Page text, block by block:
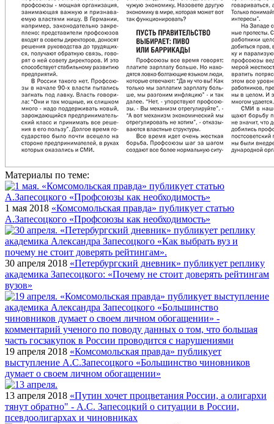
Материалы по теме:
1 мая 2018 «Комсомольская правда» публикует статью
А.Запесоцкого «Профсоюзы как необходимость»
30 апреля 2018 «Петербургский дневник» публикует реплику
академика Запесоцкого: «Почему не стоит доверять рейтингам
вузов»
19 апреля 2018 «Комсомольская правда» публикует
выступление А.С.Запесоцкого «Большинство чиновников
думает о своем личном обогащении»
13 апреля 2018 «Путин хочет процветания России, а олигархи
тянут обратно" - А.С. Запесоцкий о ситуации в России,
псевдоолигархах и чиновниках